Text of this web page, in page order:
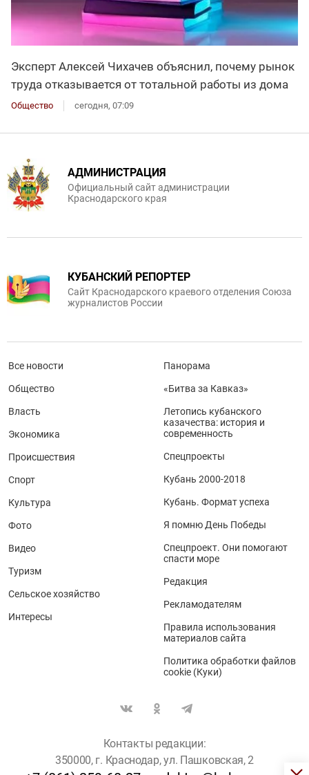
Эксперт Алексей Чихачев объяснил, почему рынок
труда отказывается от тотальной работы из дома
Общество сегодня, 07:09
АДМИНИСТРАЦИЯ
Официальный сайт администрации
Краснодарского края
КУБАНСКИЙ РЕПОРТЕР
Сайт Краснодарского краевого отделения Союза
журналистов России
Все новости
Общество
Власть
Экономика
Происшествия
Спорт
Культура
Фото
Видео
Туризм
Сельское хозяйство
Интересы
Панорама
«Битва за Кавказ»
Летопись кубанского
казачества: история и
современность
Спецпроекты
Кубань 2000-2018
Кубань. Формат успеха
Я помню День Победы
Спецпроект. Они помогают
спасти море
Редакция
Рекламодателям
Правила использования
материалов сайта
Политика обработки файлов
cookie (Куки)
Контакты редакции:
350000, г. Краснодар, ул. Пашковская, 2